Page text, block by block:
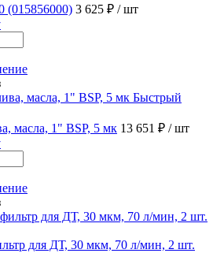
(015856000) 3 625 ₽ / шт
Быстрый
масла, 1" BSP, 5 мк 13 651 ₽ / шт
для ДТ, 30 мкм, 70 л/мин, 2 шт.